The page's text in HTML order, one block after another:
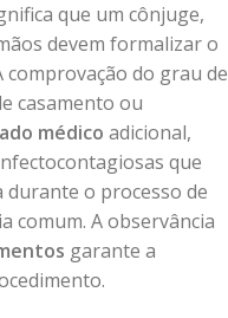
que um cônjuge,
devem formalizar o
do grau de
casamento ou
médico adicional,
que
durante o processo de
comum. A observância
garante a